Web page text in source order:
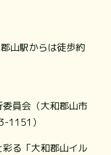
山駅からは徒歩約
員会（大和郡山市
）
る「大和郡山イル